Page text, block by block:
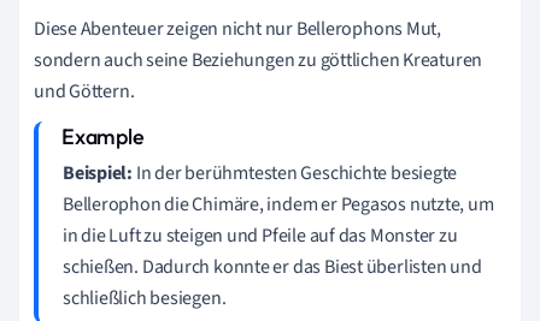
Diese Abenteuer zeigen nicht nur Bellerophons Mut,
sondern auch seine Beziehungen zu göttlichen Kreaturen
und Göttern.
Beispiel: In der berühmtesten Geschichte besiegte
Bellerophon die Chimäre, indem er Pegasos nutzte, um
in die Luft zu steigen und Pfeile auf das Monster zu
schießen. Dadurch konnte er das Biest überlisten und
schließlich besiegen.